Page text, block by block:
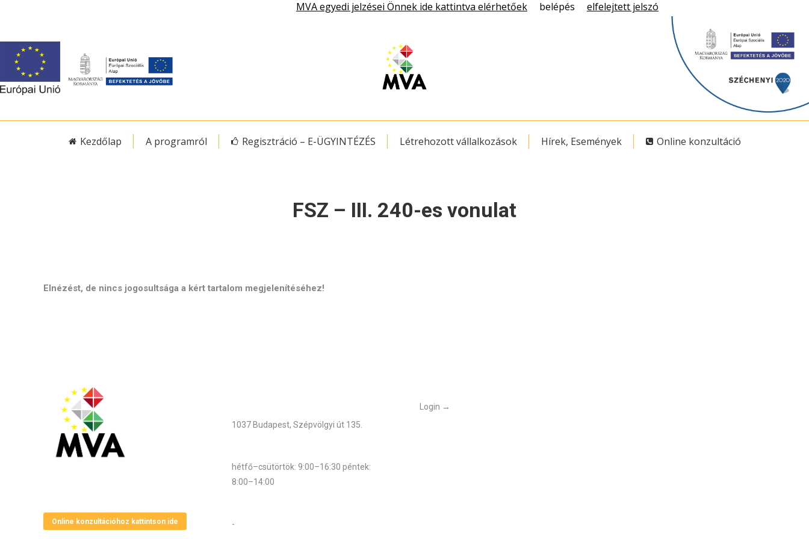
MVA egyedi jelzései Önnek ide kattintva elérhetőek belépés elfelejtett jelszó
Kezdőlap A programról Regisztráció – E-ÜGYINTÉZÉS Létrehozott vállalkozások Hírek, Események Online konzultáció
FSZ – III. 240-es vonulat
Elnézést, de nincs jogosultsága a kért tartalom megjelenítéséhez!
Online konzultációhoz kattintson ide
1037 Budapest, Szépvölgyi út 135.
hétfő–csütörtök: 9:00–16:30 péntek:
8:00–14:00
-
Login →